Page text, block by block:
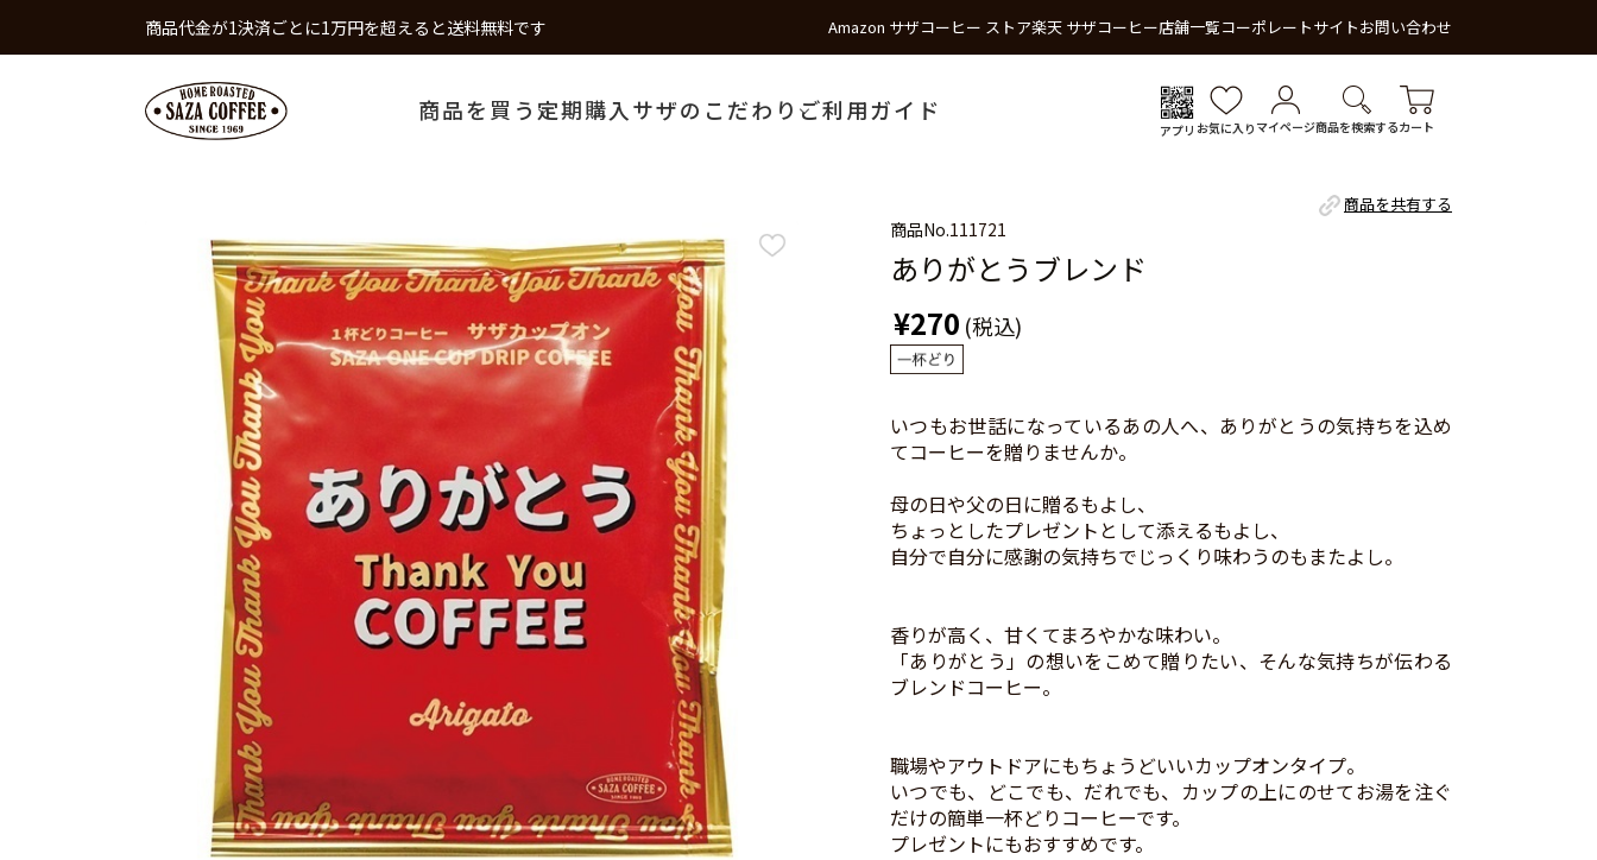
商品代金が1決済ごとに1万円を超えると送料無料です Amazon サザコーヒー ストア楽天 サザコーヒー店舗一覧コーポレートサイトお問い合わせ
商品を買う 定期購入 サザのこだわり ご利用ガイド
アプリ お気に入り マイページ商品を検索するカート
商品を共有する
商品No.111721
ありがとうブレンド
¥270 (税込)
いつもお世話になっているあの人へ、ありがとうの気持ちを込め
てコーヒーを贈りませんか。
母の日や父の日に贈るもよし、
ちょっとしたプレゼントとして添えるもよし、
自分で自分に感謝の気持ちでじっくり味わうのもまたよし。
香りが高く、甘くてまろやかな味わい。
「ありがとう」の想いをこめて贈りたい、そんな気持ちが伝わる
ブレンドコーヒー。
職場やアウトドアにもちょうどいいカップオンタイプ。
いつでも、どこでも、だれでも、カップの上にのせてお湯を注ぐ
だけの簡単一杯どりコーヒーです。
プレゼントにもおすすめです。